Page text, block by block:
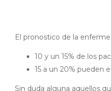
El pronostico de la
10 y un 15% de los
15 a un 20% pueden
Sin duda alguna aquellos